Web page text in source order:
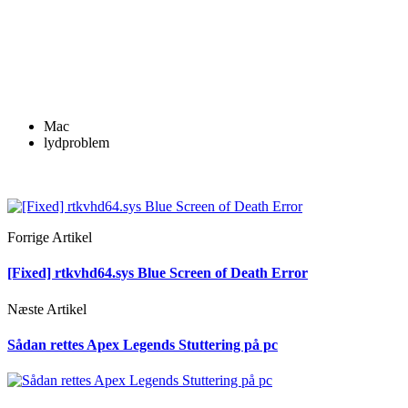
Mac
lydproblem
Forrige Artikel
[Fixed] rtkvhd64.sys Blue Screen of Death Error
Næste Artikel
Sådan rettes Apex Legends Stuttering på pc